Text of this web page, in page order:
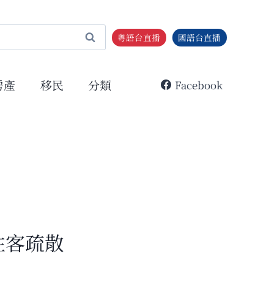
粵語台直播 國語台直播
產 移民 分類 Facebook
疏散